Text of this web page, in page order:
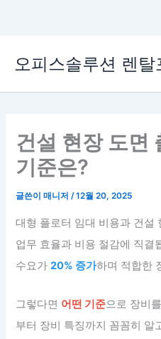
로
오피스솔루션 렌탈
건설 현장 도면
기준은?
글쓴이매니저 /12월 20, 2025
대형 플로터 임대 비용과 건설
업무 효율과 비용 절감에 직결
수요가20% 증가하며 적합한
그렇다면 어떤 기준으로 장비
부터 장비 특징까지 꼼꼼히 알